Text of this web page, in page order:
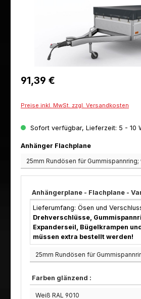
Regulärer Preis:
91,39 €
Preise inkl. MwSt. zzgl. Versandkosten
Sofort verfügbar, Lieferzeit: 5 - 10
Anhänger Flachplaneauswählen
Anhängerplane - Flachplane -
Lieferumfang: Ösen und
Drehverschlüsse,
Expanderseil, Bügelkrampen
müssen extra bestellt werden!
Farben glänzend :